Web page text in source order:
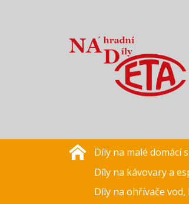
Díly na malé domácí
Díly na kávovary a
Díly na ohřívače